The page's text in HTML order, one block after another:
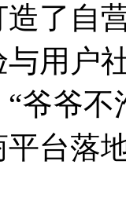
了自
用户
爷爷
台落